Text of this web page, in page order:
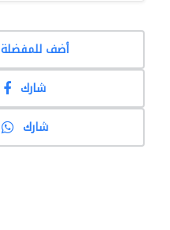
أضف للمفضلة
شارك
شارك